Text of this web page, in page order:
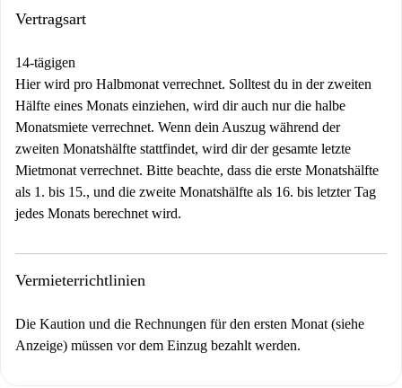
Vertragsart
14-tägigen
Hier wird pro Halbmonat verrechnet. Solltest du in der zweiten
Hälfte eines Monats einziehen, wird dir auch nur die halbe
Monatsmiete verrechnet. Wenn dein Auszug während der
zweiten Monatshälfte stattfindet, wird dir der gesamte letzte
Mietmonat verrechnet. Bitte beachte, dass die erste Monatshälfte
als 1. bis 15., und die zweite Monatshälfte als 16. bis letzter Tag
jedes Monats berechnet wird.
Vermieterrichtlinien
Die Kaution und die Rechnungen für den ersten Monat (siehe
Anzeige) müssen vor dem Einzug bezahlt werden.